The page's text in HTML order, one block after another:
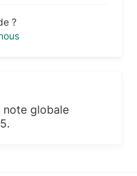
?
note globale